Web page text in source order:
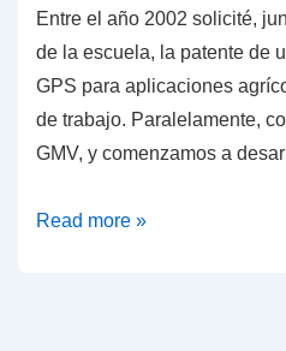
Entre el año 2002 solicité,
de la escuela, la patente de
GPS para aplicaciones
de trabajo. Paralelamente,
GMV, y comenzamos a
AGROSAT
Read more »